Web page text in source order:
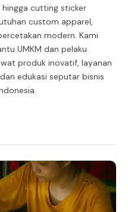
cutting sticker
custom apparel,
modern. Kami
UMKM dan pelaku
produk inovatif, layanan
edukasi seputar bisnis